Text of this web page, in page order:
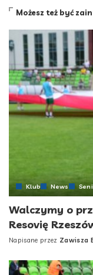
Możesz też być
Klub News
Walczymy o
Resovię
Posted
Napisane przez Zawisza